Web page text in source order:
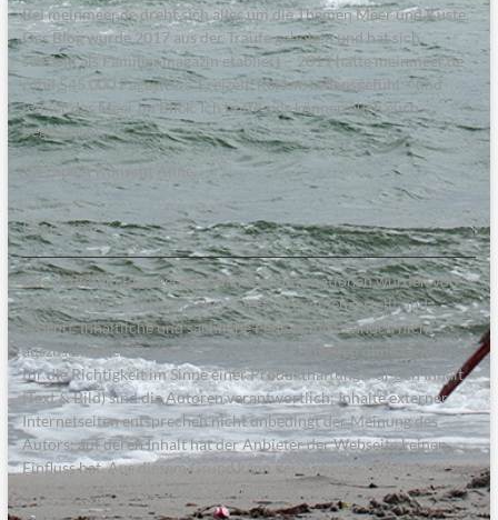
Bei meinmeer.de dreht sich alles um die Themen Meer und Küste.
Das Blog wurde 2017 aus der Traufe gehoben und hat sich
seitdem als Familienmagazin etabliert – 2019 hatte meinmeer.de
rund 545.000 Pageviews. Freizeit, Reisen, Lebensgefühl – und
immer das Meer im Blick. Ich hoffe, wir können auch euch
begeistern!
Viel Spaß, wünscht Anne.
Disclaimer
Alle in diesem Blog veröffentlichten Informationen wurden von
den Autoren sorgfältig recherchiert, zusammengestellt und
geprüft. Inhaltliche und sachliche Fehler sind dennoch nicht
auszuschließen. Deswegen erfolgen alle Angaben ohne Gewähr
für die Richtigkeit im Sinne einer Produkthaftung. Für den Inhalt
(Text & Bild) sind die Autoren verantwortlich; Inhalte externer
Internetseiten entsprechen nicht unbedingt der Meinung des
Autors; auf deren Inhalt hat der Anbieter der Webseite keinen
Einfluss hat. Aus diesem Grund kann der Anbieter für diese
Inhalte auch keine Gewähr übernehmen.